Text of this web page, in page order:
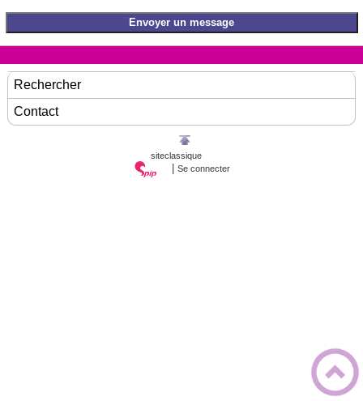
Rechercher
Contact
siteclassique
Se connecter